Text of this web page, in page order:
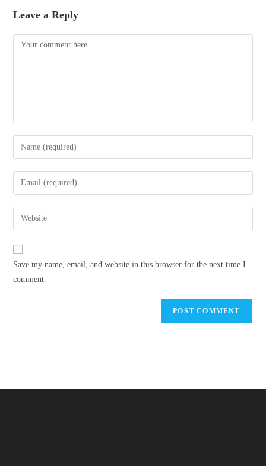
Leave a Reply
Comment
Enter
your
name
comment
Enter
your
email
address
comment
Enter
your
website
Save my name, email, and website in this browser for the next time I
comment.